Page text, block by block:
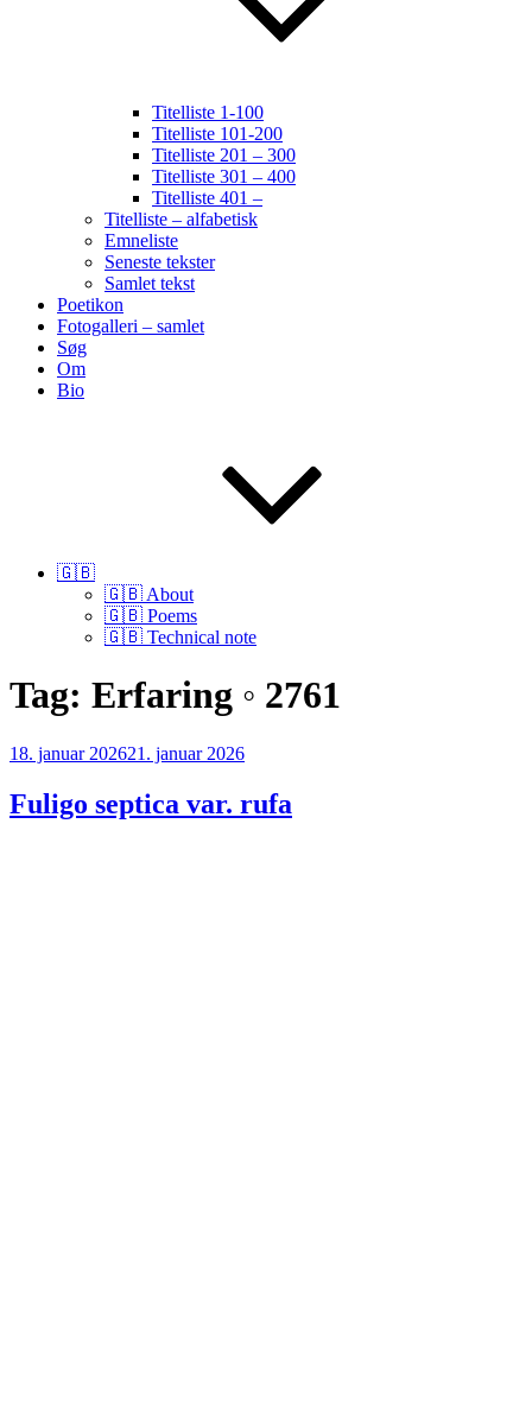
Titelliste 1-100
Titelliste 101-200
Titelliste 201 – 300
Titelliste 301 – 400
Titelliste 401 –
Titelliste – alfabetisk
Emneliste
Seneste tekster
Samlet tekst
Poetikon
Fotogalleri – samlet
Søg
Om
Bio
🇬🇧
🇬🇧 About
🇬🇧 Poems
🇬🇧 Technical note
Tag: Erfaring ◦ 2761
Udgivet
18. januar 202621. januar 2026
Fuligo septica var. rufa